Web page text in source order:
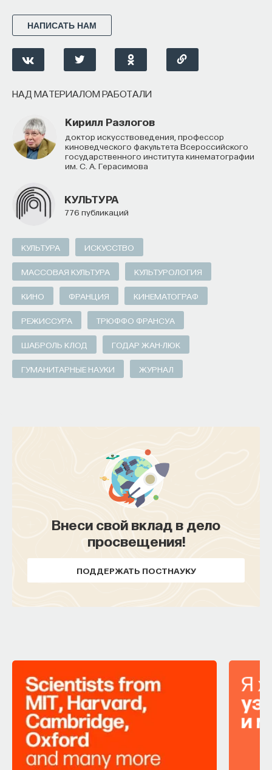
НАПИСАТЬ НАМ
НАД МАТЕРИАЛОМ РАБОТАЛИ
Кирилл Разлогов
доктор искусствоведения, профессор
киноведческого факультета Всероссийского
государственного института кинематографии
им. С. А. Герасимова
КУЛЬТУРА
776 публикаций
КУЛЬТУРА ИСКУССТВО
МАССОВАЯ КУЛЬТУРА КУЛЬТУРОЛОГИЯ
КИНО ФРАНЦИЯ КИНЕМАТОГРАФ
РЕЖИССУРА ТРЮФФО ФРАНСУА
ШАБРОЛЬ КЛОД ГОДАР ЖАН-ЛЮК
ГУМАНИТАРНЫЕ НАУКИ ЖУРНАЛ
Внеси свой вклад в дело
просвещения!
ПОДДЕРЖАТЬ ПОСТНАУКУ
ПостНаука
редактор ПостНауки
ТЕХНОЛОГИИ
644 публикации
ТЕХНОЛОГИИ МАТЕМАТИКА
ПРОГРАММНАЯ ИНЖЕНЕРИЯ
СТРОИТЕЛИ БУДУЩЕГО
ПАРТНЁР ПРОЕКТА
Внеси свой вклад в дело
просвещения!
ПОДДЕРЖАТЬ ПОСТНАУКУ